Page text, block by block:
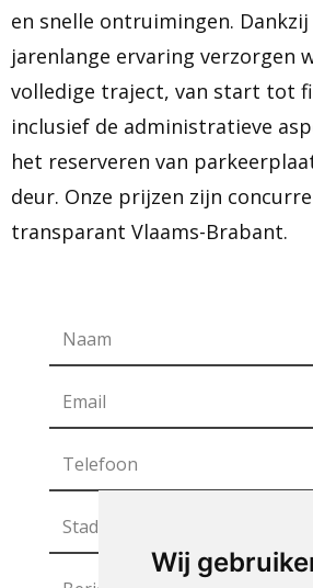
Wij
en snelle ontruimingen. Dankzij
jarenlange ervaring verzorgen
volledige traject, van start tot
inclusief de administratieve
het reserveren van
deur. Onze prijzen zijn
transparant Vlaams-Brabant.